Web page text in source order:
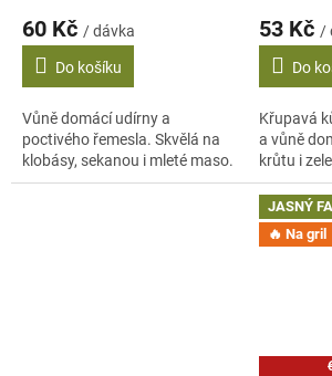
60 Kč / dávka
Do košíku
Vůně domácí udírny a
poctivého řemesla. Skvělá na
klobásy, sekanou i mleté maso.
53 Kč /
Do
Křupavá
a vůně
krůtu i
JASNÝ
🔥 Na gril